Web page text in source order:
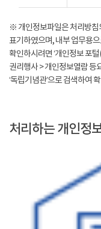
※ 개인정보파일은 처리방침
표기하였으며, 내부 업무용
확인하시려면 ‘개인정보 포
권리행사 > 개인정보열람 등
‘독립기념관’으로 검색하여
처리하는 개인정